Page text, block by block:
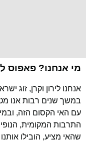
מי אנחנו? פאפוס
אנחנו לירון וקרן, זוג
במשך שנים רבות אנו
עם האי הקסום הזה,
התרבות המקומית,
שהאי מציע, הובילו